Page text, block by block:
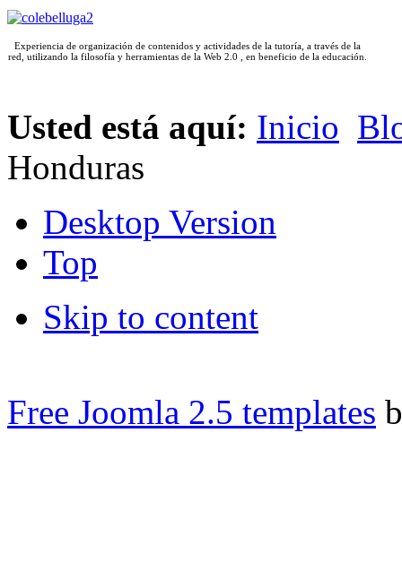
Experiencia de organización de contenidos y actividades de la tutoría, a través de la
red, utilizando la filosofía y herramientas de la Web 2.0 , en beneficio de la educación.
Usted está aquí: Inicio
Honduras
Desktop Version
Top
Skip to content
Free Joomla 2.5 templates